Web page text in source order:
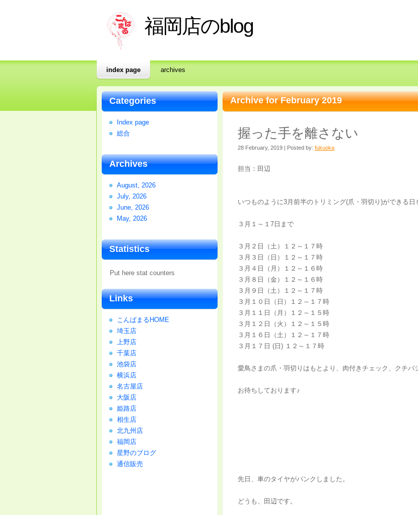
福岡店のblog
index page archives
Archive for February 2019
握った手を離さない
28 February, 2019 | Posted by: fukuoka
担当：田辺
いつものように3月前半のトリミング(爪・羽切り)ができる日
３月１～１7日まで
３月２日（土）１２～１７時
３月３日（日）１２～１７時
３月４日（月）１２～１６時
３月８日（金）１２～１６時
３月９日（土）１２～１７時
３月１０日（日）１２～１７時
３月１１日（月）１２～１５時
３月１２日（火）１２～１５時
３月１６日（土）１２～１７時
３月１７日 (日) １２～１７時
愛鳥さまの爪・羽切りはもとより、肉付きチェック、クチバ
お待ちしております♪
先日、車のタイヤがパンクしました。
どうも、田辺です。
Categories
Index page
総合
Archives
August, 2026
July, 2026
June, 2026
May, 2026
Statistics
Put here stat counters
Links
こんぱまるHOME
埼玉店
上野店
千葉店
池袋店
横浜店
名古屋店
大阪店
姫路店
相生店
北九州店
福岡店
星野のブログ
通信販売